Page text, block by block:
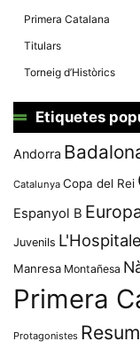
Primera Catalana
Titulars
Torneig d’Històrics
Etiquetes
Andorra
Catalunya Copa del Rei
Espanyol B
Juvenils
Manresa Montañesa
Primera
Protagonistes Resum